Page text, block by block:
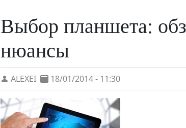
Выбор планшета:
нюансы
ALEXEI 18/01/2014 - 11:30